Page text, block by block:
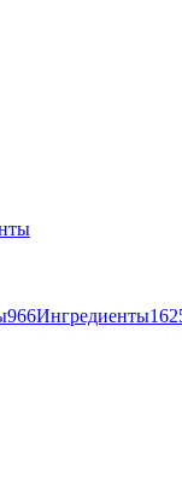
966Ингредиенты